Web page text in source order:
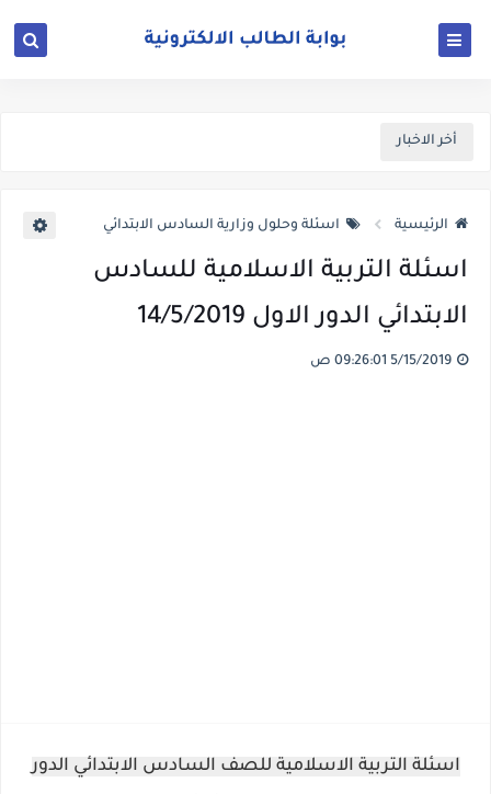
أخر الاخبار
الرئيسية اسئلة وحلول وزارية السادس الابتدائي
اسئلة التربية الاسلامية للسادس
الابتدائي الدور الاول 14/5/2019
اسئلة التربية الاسلامية للصف السادس الابتدائي الدور